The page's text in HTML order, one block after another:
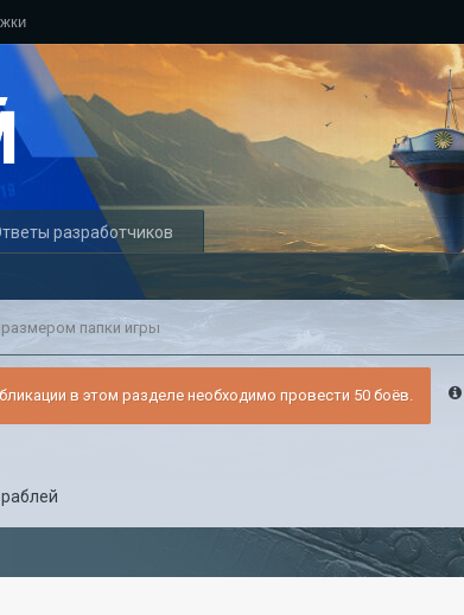
разработчиков
папки игры
в этом разделе необходимо провести 50 боёв.